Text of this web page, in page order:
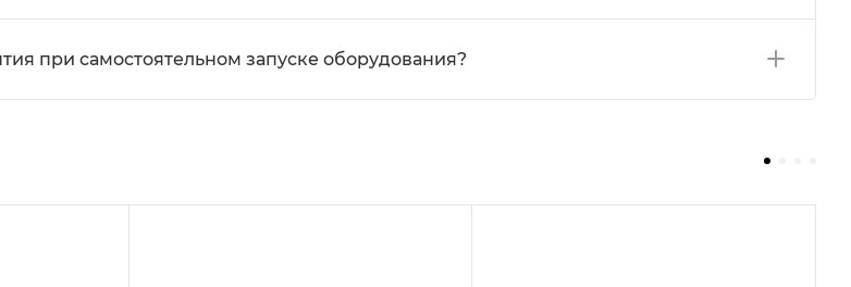
при самостоятельном запуске оборудования?